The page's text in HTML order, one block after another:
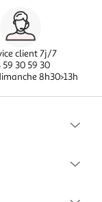
client 7j/7
59 30 59 30
8h30>13h